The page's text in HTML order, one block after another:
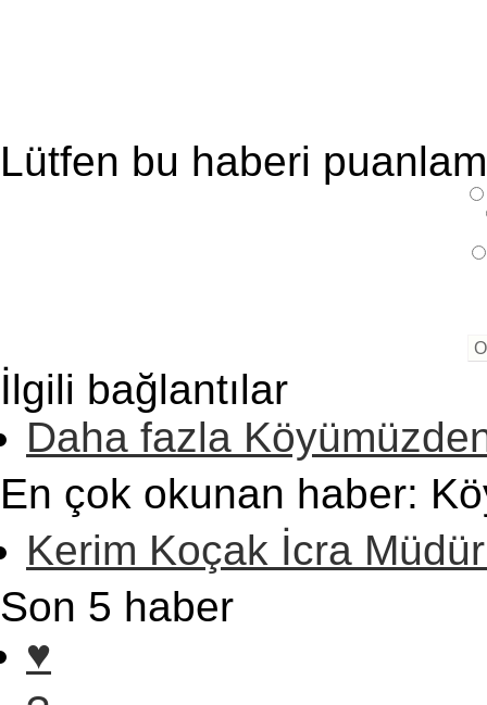
Lütfen bu haberi
İlgili bağlantılar
Daha fazla
En çok okunan haber:
Kerim Koçak İcra
Son 5 haber
♥